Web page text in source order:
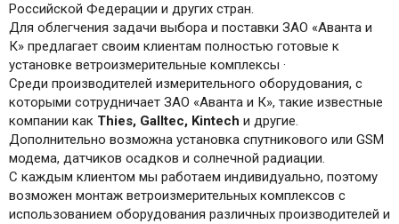
Российской Федерации и других стран.
Для облегчения задачи выбора и поставки ЗАО «Аванта и
К» предлагает своим клиентам полностью готовые к
установке ветроизмерительные комплексы ·
Среди производителей измерительного оборудования, с
которыми сотрудничает ЗАО «Аванта и К», такие известные
компании как Thies, Galltec, Kintech и другие.
Дополнительно возможна установка спутникового или GSM
модема, датчиков осадков и солнечной радиации.
С каждым клиентом мы работаем индивидуально, поэтому
возможен монтаж ветроизмерительных комплексов с
использованием оборудования различных производителей и